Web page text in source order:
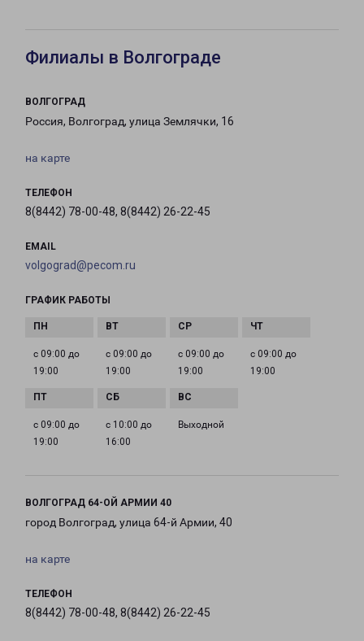
Филиалы в Волгограде
ВОЛГОГРАД
Россия, Волгоград, улица Землячки, 16
на карте
ТЕЛЕФОН
8(8442) 78-00-48, 8(8442) 26-22-45
EMAIL
volgograd@pecom.ru
ГРАФИК РАБОТЫ
с 09:00 до
19:00
с 09:00 до
19:00
с 09:00 до
19:00
с 09:00 до
19:00
с 09:00 до
19:00
с 10:00 до
16:00
Выходной
ВОЛГОГРАД 64-ОЙ АРМИИ 40
город Волгоград, улица 64-й Армии, 40
на карте
ТЕЛЕФОН
8(8442) 78-00-48, 8(8442) 26-22-45